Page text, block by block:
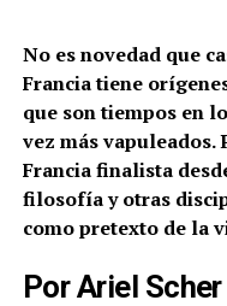
No es novedad que
Francia tiene
que son tiempos en
vez más vapuleados.
Francia finalista
filosofía y otras
como pretexto de la
Por Ariel